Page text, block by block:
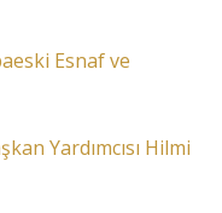
Esnaf ve
Yardımcısı Hilmi